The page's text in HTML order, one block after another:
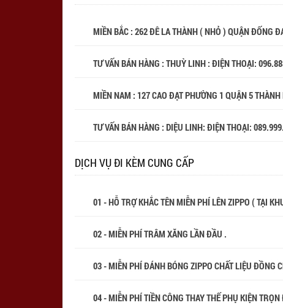
MIỀN BẮC : 262 ĐÊ LA THÀNH ( NHỎ ) QUẬN ĐỐNG
TƯ VẤN BÁN HÀNG : THUỲ LINH : ĐIỆN THOẠI:
MIỀN NAM : 127 CAO ĐẠT PHƯỜNG 1 QUẬN 5
TƯ VẤN BÁN HÀNG : DIỆU LINH: ĐIỆN THOẠI:
DỊCH VỤ ĐI KÈM CUNG CẤP
01 - HỖ TRỢ KHẮC TÊN MIỄN PHÍ LÊN ZIPPO ( TẠI
02 - MIỄN PHÍ TRÂM XĂNG LẦN ĐẦU .
03 - MIỄN PHÍ ĐÁNH BÓNG ZIPPO CHẤT LIỆU ĐỒNG
04 - MIỄN PHÍ TIỀN CÔNG THAY THẾ PHỤ KIỆN TRỌN